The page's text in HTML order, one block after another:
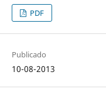
PDF
Publicado
10-08-2013